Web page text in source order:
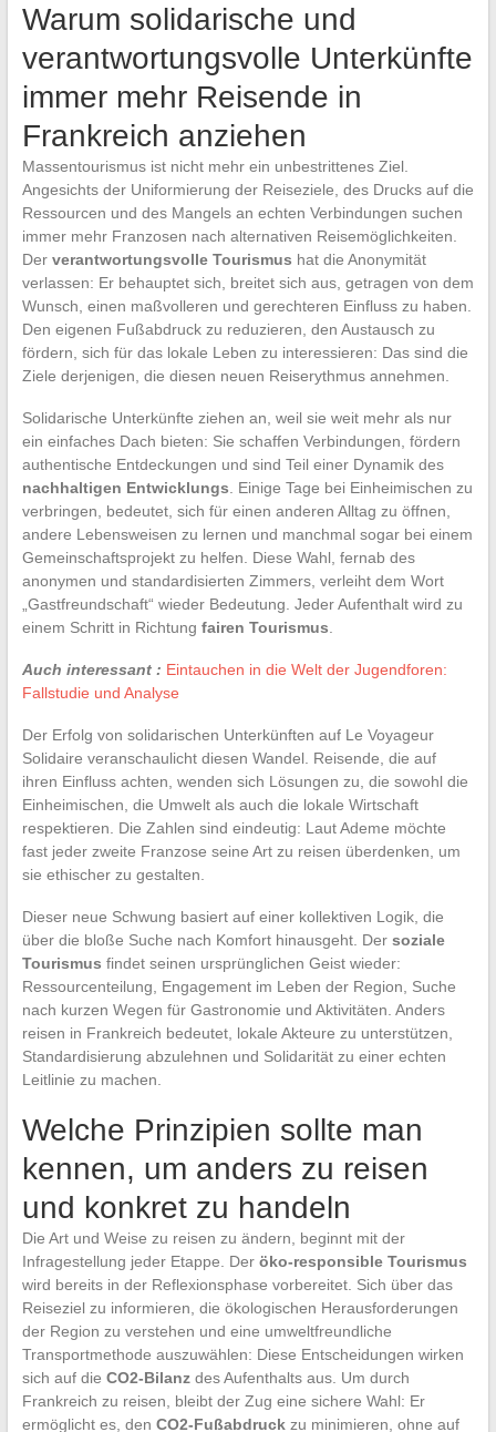
Warum solidarische und
verantwortungsvolle Unterkünfte
immer mehr Reisende in
Frankreich anziehen
Massentourismus ist nicht mehr ein unbestrittenes Ziel.
Angesichts der Uniformierung der Reiseziele, des Drucks auf die
Ressourcen und des Mangels an echten Verbindungen suchen
immer mehr Franzosen nach alternativen Reisemöglichkeiten.
Der verantwortungsvolle Tourismus hat die Anonymität
verlassen: Er behauptet sich, breitet sich aus, getragen von dem
Wunsch, einen maßvolleren und gerechteren Einfluss zu haben.
Den eigenen Fußabdruck zu reduzieren, den Austausch zu
fördern, sich für das lokale Leben zu interessieren: Das sind die
Ziele derjenigen, die diesen neuen Reiserythmus annehmen.
Solidarische Unterkünfte ziehen an, weil sie weit mehr als nur
ein einfaches Dach bieten: Sie schaffen Verbindungen, fördern
authentische Entdeckungen und sind Teil einer Dynamik des
nachhaltigen Entwicklungs . Einige Tage bei Einheimischen zu
verbringen, bedeutet, sich für einen anderen Alltag zu öffnen,
andere Lebensweisen zu lernen und manchmal sogar bei einem
Gemeinschaftsprojekt zu helfen. Diese Wahl, fernab des
anonymen und standardisierten Zimmers, verleiht dem Wort
„Gastfreundschaft“ wieder Bedeutung. Jeder Aufenthalt wird zu
einem Schritt in Richtung fairen Tourismus
Auch interessant : Eintauchen in die Welt der Jugendforen:
Fallstudie und Analyse
Der Erfolg von solidarischen Unterkünften auf Le Voyageur
Solidaire veranschaulicht diesen Wandel. Reisende, die auf
ihren Einfluss achten, wenden sich Lösungen zu, die sowohl die
Einheimischen, die Umwelt als auch die lokale Wirtschaft
respektieren. Die Zahlen sind eindeutig: Laut Ademe möchte
fast jeder zweite Franzose seine Art zu reisen überdenken, um
sie ethischer zu gestalten.
Dieser neue Schwung basiert auf einer kollektiven Logik, die
über die bloße Suche nach Komfort hinausgeht. Der soziale
Tourismus findet seinen ursprünglichen Geist wieder:
Ressourcenteilung, Engagement im Leben der Region, Suche
nach kurzen Wegen für Gastronomie und Aktivitäten. Anders
reisen in Frankreich bedeutet, lokale Akteure zu unterstützen,
Standardisierung abzulehnen und Solidarität zu einer echten
Leitlinie zu machen.
Welche Prinzipien sollte man
kennen, um anders zu reisen
und konkret zu handeln
Die Art und Weise zu reisen zu ändern, beginnt mit der
Infragestellung jeder Etappe. Der öko-responsible Tourismus
wird bereits in der Reflexionsphase vorbereitet. Sich über das
Reiseziel zu informieren, die ökologischen Herausforderungen
der Region zu verstehen und eine umweltfreundliche
Transportmethode auszuwählen: Diese Entscheidungen wirken
sich auf die CO2-Bilanzdes Aufenthalts aus. Um durch
Frankreich zu reisen, bleibt der Zug eine sichere Wahl: Er
ermöglicht es, den CO2-Fußabdruckzu minimieren, ohne auf